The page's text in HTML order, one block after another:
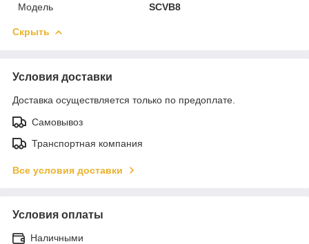
Модель
SCVB8
Скрыть
Условия доставки
Доставка осуществляется только по предоплате.
Самовывоз
Транспортная компания
Все условия доставки
Условия оплаты
Наличными